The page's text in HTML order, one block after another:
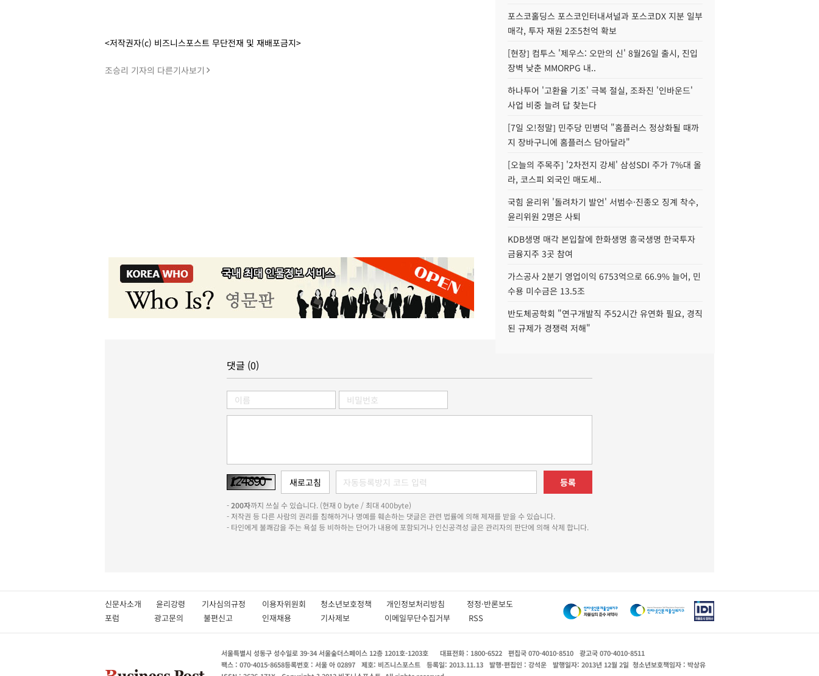
<저작권자(c) 비즈니스포스트 무단전재 및 재배포금지>
조승리 기자의 다른기사보기
포스코홀딩스 포스코인터내셔널과 포스코DX 지분 일부
매각, 투자 재원 2조5천억 확보
[현장] 컴투스 '제우스: 오만의 신' 8월26일 출시, 진입
장벽 낮춘 MMORPG 내..
하나투어 '고환율 기조' 극복 절실, 조좌진 '인바운드'
사업 비중 늘려 답 찾는다
[7일 오!정말] 민주당 민병덕 "홈플러스 정상화될 때까
지 장바구니에 홈플러스 담아달라"
[오늘의 주목주] '2차전지 강세' 삼성SDI 주가 7%대 올
라, 코스피 외국인 매도세..
국힘 윤리위 '돌려차기 발언' 서범수·진종오 징계 착수,
윤리위원 2명은 사퇴
KDB생명 매각 본입찰에 한화생명 흥국생명 한국투자
금융지주 3곳 참여
가스공사 2분기 영업이익 6753억으로 66.9% 늘어, 민
수용 미수금은 13.5조
반도체공학회 "연구개발직 주52시간 유연화 필요, 경직
된 규제가 경쟁력 저해"
댓글 (0)
등록
-200자까지 쓰실 수 있습니다. (현재 0 byte / 최대 400byte)
- 저작권 등 다른 사람의 권리를 침해하거나 명예를 훼손하는 댓글은 관련 법률에 의해 제재를 받을 수 있습니다.
- 타인에게 불쾌감을 주는 욕설 등 비하하는 단어가 내용에 포함되거나 인신공격성 글은 관리자의 판단에 의해 삭제 합니다.
신문사소개 윤리강령 기사심의규정 이용자위원회 청소년보호정책 개인정보처리방침 정정·반론보도
포럼
광고문의 불편신고 인재채용 기사제보 이메일무단수집거부 RSS
서울특별시 성동구 성수일로 39-34 서울숲더스페이스 12층 1201호-1203호 대표전화 : 1800-6522 편집국 070-4010-8510
광고국 070-4010-8511
팩스 : 070-4015-8658등록번호 : 서울 아 02897 제호: 비즈니스포스트 등록일: 2013.11.13 발행·편집인 : 강석운 발행일자: 2013년 12월 2일 청소년보호책임자 : 박상유